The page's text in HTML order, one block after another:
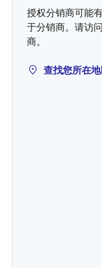
授权分销商可能
于分销商。请访
商。
查找您所在